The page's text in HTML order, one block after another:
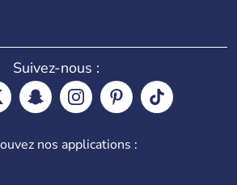
Suivez-nous :
nos applications :